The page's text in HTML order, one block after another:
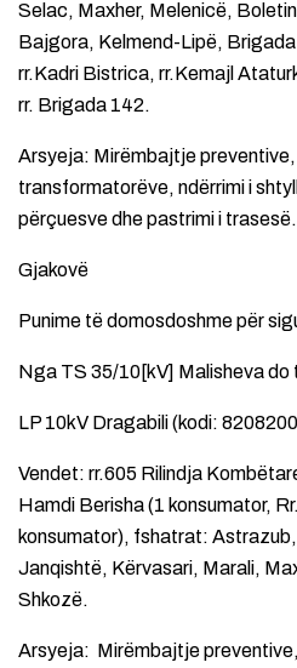
Selac, Maxher, Melenicë,
Bajgora, Kelmend-Lipë,
rr.Kadri Bistrica, rr.Kemajl
rr. Brigada 142.
Arsyeja: Mirëmbajtje preventive,
transformatorëve, ndërrimi i
përçuesve dhe pastrimi i trasesë.
Gjakovë
Punime të domosdoshme për
Nga TS 35/10[kV] Malisheva do
LP 10kV Dragabili (kodi:
Vendet: rr.605 Rilindja
Hamdi Berisha (1 konsumator,
konsumator), fshatrat:
Janqishtë, Kërvasari, Marali,
Shkozë.
Arsyeja: Mirëmbajtje